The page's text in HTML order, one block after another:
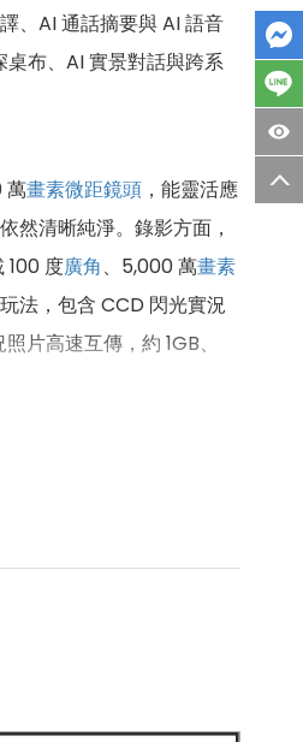
、AI 通話摘要與 AI 語音
布、AI 實景對話與跨系
萬畫素微距鏡頭 ，能靈活應
然清晰純淨。錄影方面，
100 度廣角、5,000 萬畫素
法，包含 CCD 閃光實況
片高速互傳，約 1GB、